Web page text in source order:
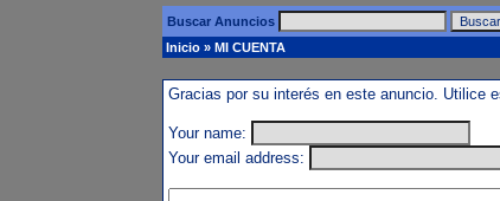
Buscar Anuncios
Inicio » MI CUENTA
Gracias por su interés en este anuncio. Utilice
Your name:
Your email address: